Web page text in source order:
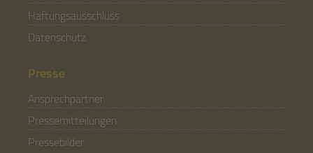
Haftungsausschluss
Datenschutz
Presse
Ansprechpartner
Pressemitteilungen
Pressebilder